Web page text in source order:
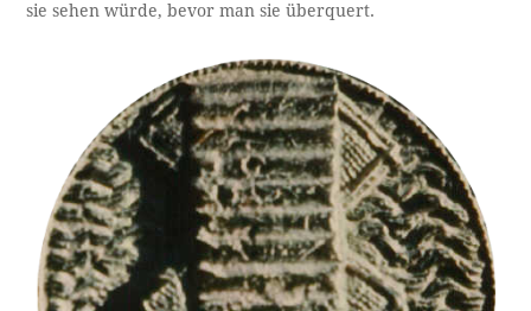
sie sehen würde, bevor man sie überquert.